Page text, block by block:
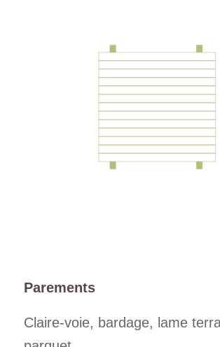
Parements
Claire-voie, bardage, lame